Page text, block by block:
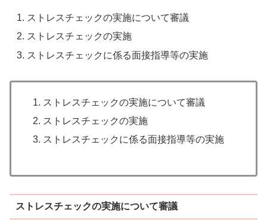
ストレスチェックの実施について審議
ストレスチェックの実施
ストレスチェックに係る面接指導等の実施
ストレスチェックの実施について審議
ストレスチェックの実施
ストレスチェックに係る面接指導等の実施
ストレスチェックの実施について審議